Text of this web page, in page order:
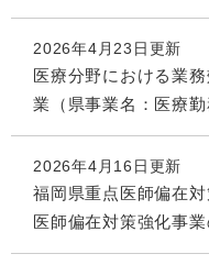
2026年4月23日更新
医療分野における業
業（県事業名：医療勤
2026年4月16日更新
福岡県重点医師偏在
医師偏在対策強化事